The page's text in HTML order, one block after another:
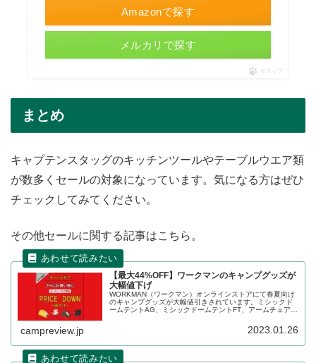
Amazonで探す
メルカリで探す
ポチップ
まとめ
キャプテンスタッグのキッチンツールやテーブルウエア類
が数多くセールの対象になっています。気になる方はぜひ
チェックしてみてください。
その他セールに関する記事はこちら。
【最大44%OFF】ワークマンのキャンプグッズが
大幅値下げ
WORKMAN（ワークマン）オンラインストアにて春夏向け
のキャンプグッズが大幅値引きされています。ミシックド
ームテントAG、ミシックドームテントFT、アームチェアハ
campreview.jp 2023.01.26